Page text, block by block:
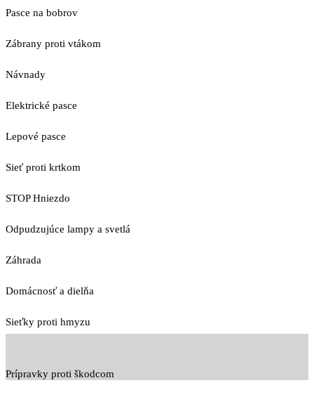
Pasce na bobrov
Zábrany proti vtákom
Návnady
Elektrické pasce
Lepové pasce
Sieť proti krtkom
STOP Hniezdo
Odpudzujúce lampy a svetlá
Záhrada
Domácnosť a dielňa
Sieťky proti hmyzu
Prípravky proti škodcom